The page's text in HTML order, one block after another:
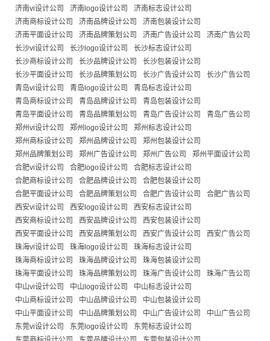
济南vi设计公司
济南logo设计公司
济南标志设计公司
济南商标设计公司
济南品牌设计公司
济南包装设计公司
济南平面设计公司
济南品牌策划公司 济南广告设计公司
济南广告公司
长沙vi设计公司
长沙logo设计公司
长沙标志设计公司
长沙商标设计公司
长沙品牌设计公司
长沙包装设计公司
长沙平面设计公司
长沙品牌策划公司 长沙广告设计公司
长沙广告公司
青岛vi设计公司
青岛logo设计公司
青岛标志设计公司
青岛商标设计公司
青岛品牌设计公司
青岛包装设计公司
青岛平面设计公司
青岛品牌策划公司 青岛广告设计公司
青岛广告公司
郑州vi设计公司
郑州logo设计公司
郑州标志设计公司
郑州商标设计公司
郑州品牌设计公司
郑州包装设计公司
郑州品牌策划公司
郑州广告设计公司 郑州广告公司
郑州平面设计公司
合肥vi设计公司
合肥logo设计公司
合肥标志设计公司
合肥商标设计公司
合肥品牌设计公司
合肥包装设计公司
合肥平面设计公司
合肥品牌策划公司 合肥广告设计公司
合肥广告公司
西安vi设计公司
西安logo设计公司
西安标志设计公司
西安商标设计公司
西安品牌设计公司
西安包装设计公司
西安平面设计公司
西安品牌策划公司 西安广告设计公司
西安广告公司
珠海vi设计公司
珠海logo设计公司
珠海标志设计公司
珠海商标设计公司
珠海品牌设计公司
珠海包装设计公司
珠海平面设计公司
珠海品牌策划公司 珠海广告设计公司
珠海广告公司
中山vi设计公司
中山logo设计公司
中山标志设计公司
中山商标设计公司
中山品牌设计公司
中山包装设计公司
中山平面设计公司
中山品牌策划公司 中山广告设计公司
中山广告公司
东莞vi设计公司
东莞logo设计公司
东莞标志设计公司